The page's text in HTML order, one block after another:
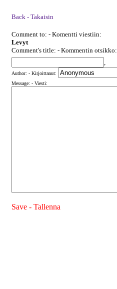
Back - Takaisin
Comment to: - Komentti viestiin:
Levyt
Comment's title: - Kommentin otsikko:
,
Author: - Kirjoittanut:
Message: - Viesti:
Save - Tallenna